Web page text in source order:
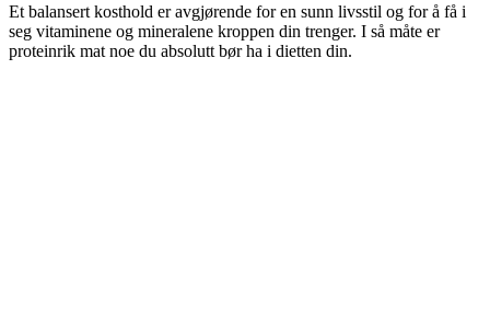
Et balansert kosthold er avgjørende for en sunn livsstil og for å få i
seg vitaminene og mineralene kroppen din trenger. I så måte er
proteinrik mat noe du absolutt bør ha i dietten din.